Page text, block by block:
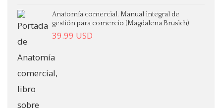
Anatomía comercial. Manual integral de
gestión para comercio (Magdalena Brusich)
39.99 USD